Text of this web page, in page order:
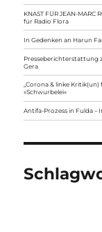
KNAST FÜR JEAN-
für Radio Flora
In Gedenken an Harun
Presseberichterstattung
Gera
„Corona & linke
»Schwurbelei«
Antifa-Prozess in Fulda –